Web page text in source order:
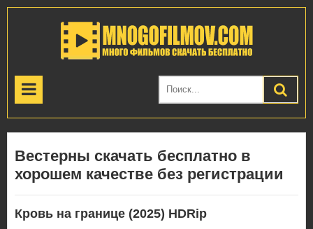
Вестерны скачать бесплатно в
хорошем качестве без регистрации
Кровь на границе (2025) HDRip